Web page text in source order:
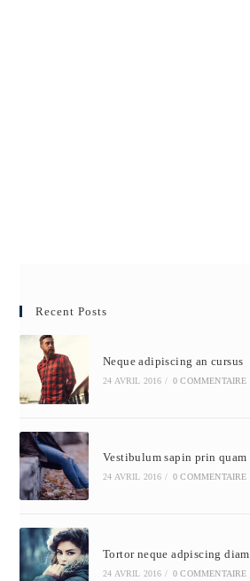
Recent Posts
Neque adipiscing an cursus
24 AVRIL 2016 / 0 COMMENTAIRE
Vestibulum sapin prin quam
24 AVRIL 2016 / 0 COMMENTAIRE
Tortor neque adpiscing diam
24 AVRIL 2016 / 0 COMMENTAIRE